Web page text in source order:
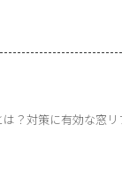
？対策に有効な窓リ